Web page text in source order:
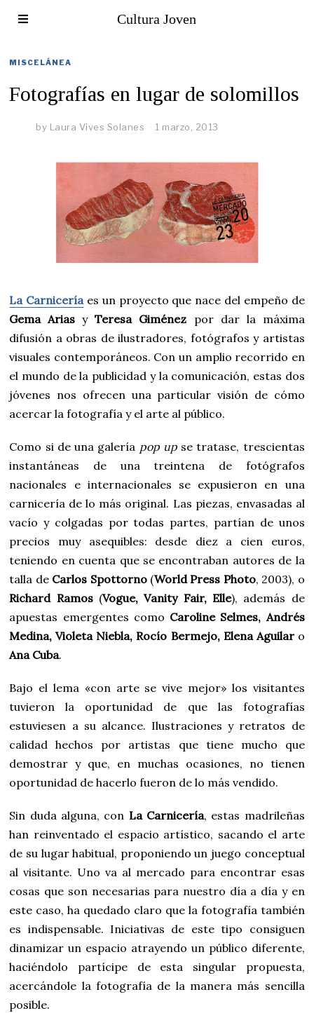
Cultura Joven
MISCELÁNEA
Fotografías en lugar de solomillos
by Laura Vives Solanes 1 marzo, 2013
La Carnicería es un proyecto que nace del empeño de
Gema Arias yTeresa Giménez por dar la máxima
difusión a obras de ilustradores, fotógrafos y artistas
visuales contemporáneos. Con un amplio recorrido en
el mundo de la publicidad y la comunicación, estas dos
jóvenes nos ofrecen una particular visión de cómo
acercar la fotografía y el arte al público.
Como si de una galería pop upse tratase, trescientas
instantáneas de una treintena de fotógrafos
nacionales e internacionales se expusieron en una
carnicería de lo más original. Las piezas, envasadas al
vacío y colgadas por todas partes, partían de unos
precios muy asequibles: desde diez a cien euros,
teniendo en cuenta que se encontraban autores de la
talla de Carlos Spottorno(World Press Photo, 2003), o
Richard Ramos(Vogue, Vanity Fair, Elle), además de
apuestas emergentes como Caroline Selmes, Andrés
Medina, Violeta Niebla, Rocío Bermejo, Elena Aguilar o
Ana Cuba.
Bajo el lema «con arte se vive mejor» los visitantes
tuvieron la oportunidad de que las fotografías
estuviesen a su alcance. Ilustraciones y retratos de
calidad hechos por artistas que tiene mucho que
demostrar y que, en muchas ocasiones, no tienen
oportunidad de hacerlo fueron de lo más vendido.
Sin duda alguna, con La Carnicería, estas madrileñas
han reinventado el espacio artístico, sacando el arte
de su lugar habitual, proponiendo un juego conceptual
al visitante. Uno va al mercado para encontrar esas
cosas que son necesarias para nuestro día a día y en
este caso, ha quedado claro que la fotografía también
es indispensable. Iniciativas de este tipo consiguen
dinamizar un espacio atrayendo un público diferente,
haciéndolo partícipe de esta singular propuesta,
acercándole la fotografía de la manera más sencilla
posible.